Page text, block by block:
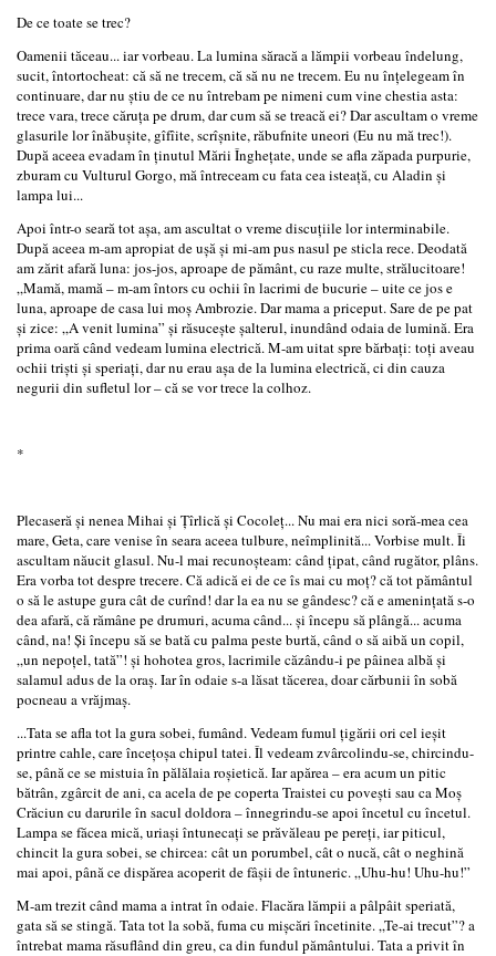
De ce toate se trec?
Oamenii tăceau... iar vorbeau. La lumina săracă a lămpii vorbeau îndelung,
sucit, întortocheat: că să ne trecem, că să nu ne trecem. Eu nu înţelegeam în
continuare, dar nu ştiu de ce nu întrebam pe nimeni cum vine chestia asta:
trece vara, trece căruţa pe drum, dar cum să se treacă ei? Dar ascultam o vreme
glasurile lor înăbuşite, gîfîite, scrîşnite, răbufnite uneori (Eu nu mă trec!).
După aceea evadam în ţinutul Mării Îngheţate, unde se afla zăpada purpurie,
zburam cu Vulturul Gorgo, mă întreceam cu fata cea isteaţă, cu Aladin şi
lampa lui...
Apoi într-o seară tot aşa, am ascultat o vreme discuţiile lor interminabile.
După aceea m-am apropiat de uşă şi mi-am pus nasul pe sticla rece. Deodată
am zărit afară luna: jos-jos, aproape de pământ, cu raze multe, strălucitoare!
„Mamă, mamă – m-am întors cu ochii în lacrimi de bucurie – uite ce jos e
luna, aproape de casa lui moş Ambrozie. Dar mama a priceput. Sare de pe pat
şi zice: „A venit lumina” şi răsuceşte şalterul, inundând odaia de lumină. Era
prima oară când vedeam lumina electrică. M-am uitat spre bărbaţi: toţi aveau
ochii trişti şi speriaţi, dar nu erau aşa de la lumina electrică, ci din cauza
negurii din sufletul lor – că se vor trece la colhoz.
*
Plecaseră şi nenea Mihai şi Ţîrlică şi Cocoleţ... Nu mai era nici soră-mea cea
mare, Geta, care venise în seara aceea tulbure, neîmplinită... Vorbise mult. Îi
ascultam năucit glasul. Nu-l mai recunoşteam: când ţipat, când rugător, plâns.
Era vorba tot despre trecere. Că adică ei de ce îs mai cu moţ? că tot pământul
o să le astupe gura cât de curînd! dar la ea nu se gândesc? că e ameninţată s-o
dea afară, că rămâne pe drumuri, acuma când... şi începu să plângă... acuma
când, na! Şi începu să se bată cu palma peste burtă, când o să aibă un copil,
„un nepoţel, tată”! şi hohotea gros, lacrimile căzându-i pe pâinea albă şi
salamul adus de la oraş. Iar în odaie s-a lăsat tăcerea, doar cărbunii în sobă
pocneau a vrăjmaş.
...Tata se afla tot la gura sobei, fumând. Vedeam fumul ţigării ori cel ieşit
printre cahle, care înceţoşa chipul tatei. Îl vedeam zvârcolindu‑se, chircindu-
se, până ce se mistuia în pălălaia roşietică. Iar apărea – era acum un pitic
bătrân, zgârcit de ani, ca acela de pe coperta Traistei cu poveşti sau ca Moş
Crăciun cu darurile în sacul doldora – înnegrindu-se apoi încetul cu încetul.
Lampa se făcea mică, uriaşi întunecaţi se prăvăleau pe pereţi, iar piticul,
chincit la gura sobei, se chircea: cât un porumbel, cât o nucă, cât o neghină
mai apoi, până ce dispărea acoperit de fâşii de întuneric. „Uhu-hu! Uhu-hu!”
M-am trezit când mama a intrat în odaie. Flacăra lămpii a pâlpâit speriată,
gata să se stingă. Tata tot la sobă, fuma cu mişcări încetinite. „Te‑ai trecut”? a
întrebat mama răsuflând din greu, ca din fundul pământului. Tata a privit în